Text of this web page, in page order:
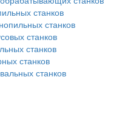
станков
станков
станков
станков
станков
станков